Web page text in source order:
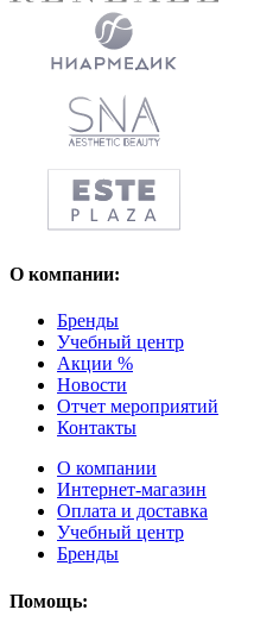
О компании:
Бренды
Учебный центр
Акции %
Новости
Отчет мероприятий
Контакты
О компании
Интернет-магазин
Оплата и доставка
Учебный центр
Бренды
Помощь: